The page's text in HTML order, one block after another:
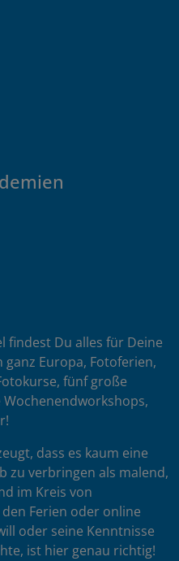
findest Du alles für Deine
ganz Europa, Fotoferien,
fünf große
dass es kaum eine
zu verbringen als malend,
im Kreis von
Ferien oder online
oder seine Kenntnisse
ist hier genau richtig!